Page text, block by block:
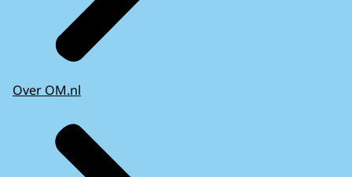
Over OM.nl